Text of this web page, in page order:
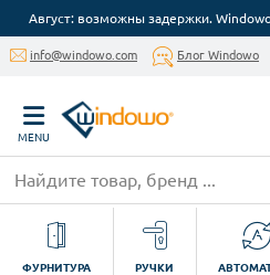
Август: возможны задержки.
info@windowo.com Блог Windowo
MENU
ФУРНИТУРА РУЧКИ